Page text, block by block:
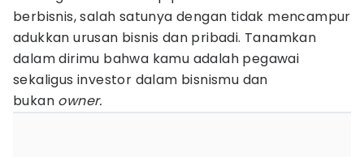
berbisnis, salah satunya dengan tidak mencampur
adukkan urusan bisnis dan pribadi. Tanamkan
dalam dirimu bahwa kamu adalah pegawai
sekaligus investor dalam bisnismu dan
bukan owner.